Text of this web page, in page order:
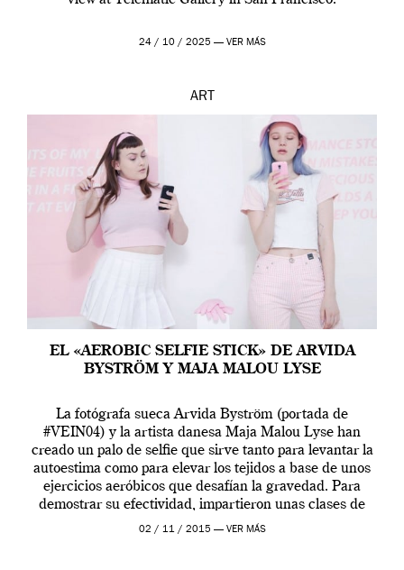
24 / 10 / 2025 — VER MÁS
ART
EL «AEROBIC SELFIE STICK» DE ARVIDA
BYSTRÖM Y MAJA MALOU LYSE
La fotógrafa sueca Arvida Byström (portada de
#VEIN04) y la artista danesa Maja Malou Lyse han
creado un palo de selfie que sirve tanto para levantar la
autoestima como para elevar los tejidos a base de unos
ejercicios aeróbicos que desafían la gravedad. Para
demostrar su efectividad, impartieron unas clases de
prueba en el Tate […]
02 / 11 / 2015 — VER MÁS